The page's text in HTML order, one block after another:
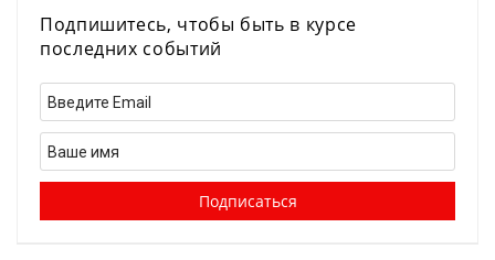
Подпишитесь, чтобы быть в курсе
последних событий